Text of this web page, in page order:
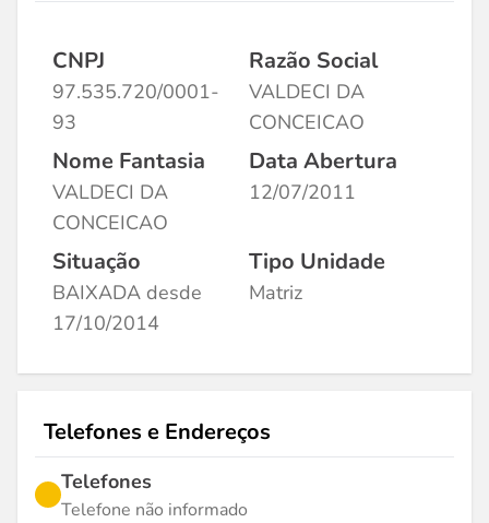
CNPJ
97.535.720/0001-
93
Razão Social
VALDECI DA
CONCEICAO
Nome Fantasia
VALDECI DA
CONCEICAO
Data Abertura
12/07/2011
Situação
BAIXADA desde
17/10/2014
Tipo Unidade
Matriz
Telefones e Endereços
Telefones
Telefone não informado